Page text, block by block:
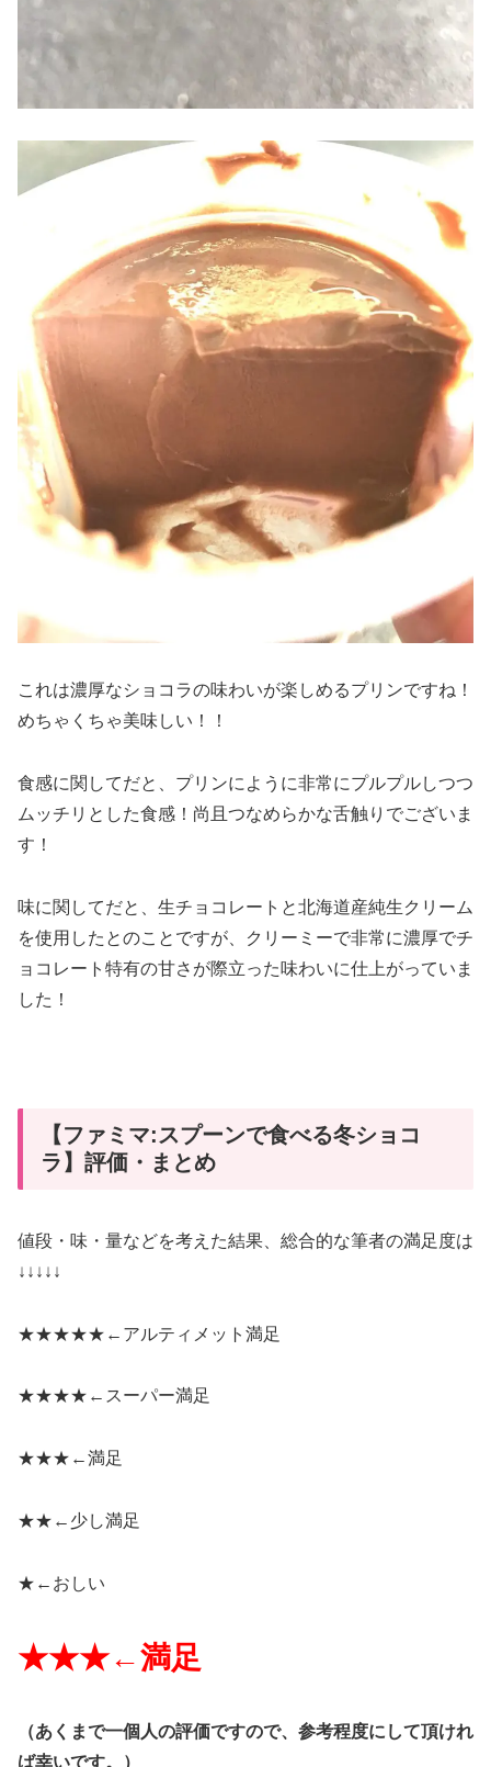
これは濃厚なショコラの味わいが楽しめるプリンですね！
めちゃくちゃ美味しい！！
食感に関してだと、プリンにように非常にプルプルしつつ
ムッチリとした食感！尚且つなめらかな舌触りでございま
す！
味に関してだと、生チョコレートと北海道産純生クリーム
を使用したとのことですが、クリーミーで非常に濃厚でチ
ョコレート特有の甘さが際立った味わいに仕上がっていま
した！
【ファミマ:スプーンで食べる冬ショコ
ラ】評価・まとめ
値段・味・量などを考えた結果、総合的な筆者の満足度は
↓↓↓↓↓
★★★★★← アルティメット満足
★★★★← スーパー満足
★★★←満足
★★← 少し満足
★← おしい
★★★←満足
（あくまで一個人の評価ですので、参考程度にして頂けれ
ば幸いです。）